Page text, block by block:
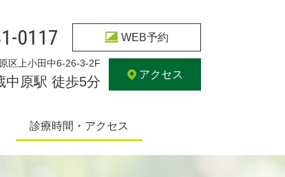
0117 WEB予約
区上小田中6-26-3-2F
中原駅 徒歩5分 アクセス
診療時間・アクセス